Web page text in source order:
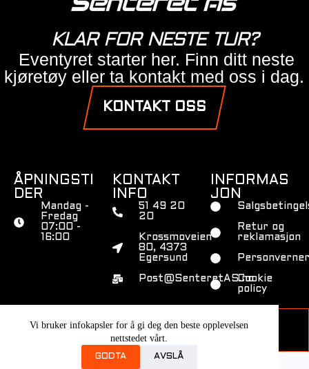
Vi bruker infokapsler for å gi deg den beste opplevelsen
nettstedet vårt.
GODTA AVSLÅ
KLAR FOR NESTE TUR?
Eventyret starter her. Finn ditt neste
kjøretøy eller ta kontakt med oss i dag.
KONTAKT OSS
ÅPNINGSTI
DER
Mandag -
Fredag
07:00 -
16:00
KONTAKT
INFO
51 49 20
20
Krossmoveien
80, 4373
Egersund
Post@SenteretAS.no
INFORMAS
JON
Retur og
reklamasjon
Cookie
policy
© 2026 Younic. All Rights Reserved.